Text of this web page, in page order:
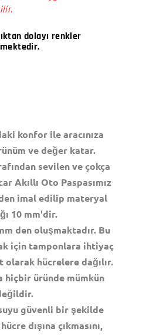
dolayı renkler
konfor ile aracınıza
ve değer katar.
sevilen ve çokça
Akıllı Oto Paspasımız
imal edilip materyal
10 mm'dir.
den oluşmaktadır. Bu
için tamponlara ihtiyaç
olarak hücrelere dağılır.
hiçbir üründe mümkün
güvenli bir şekilde
dışına çıkmasını,